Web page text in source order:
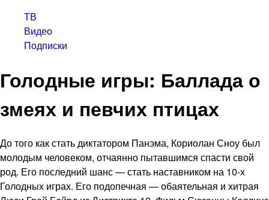
ТВ
Видео
Подписки
Голодные игры: Баллада о
змеях и певчих птицах
До того как стать диктатором Панэма, Кориолан Сноу был
молодым человеком, отчаянно пытавшимся спасти свой
род. Его последний шанс — стать наставником на 10-х
Голодных играх. Его подопечная — обаятельная и хитрая